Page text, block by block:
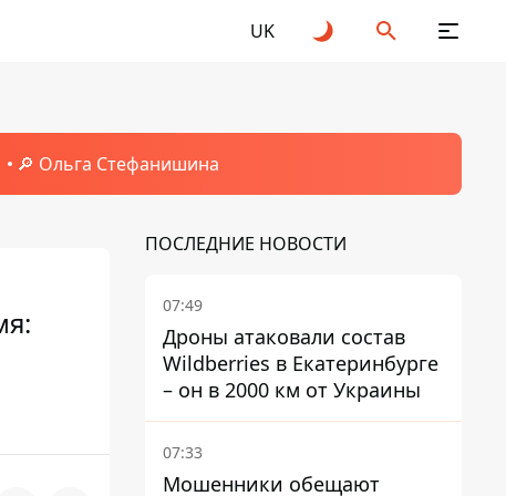
UK
🔎 Ольга Стефанишина
ПОСЛЕДНИЕ НОВОСТИ
07:49
Дроны атаковали состав
Wildberries в Екатеринбурге
– он в 2000 км от Украины
07:33
Мошенники обещают